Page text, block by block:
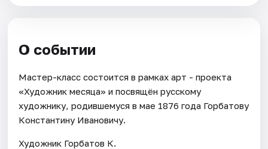
О событии
Мастер-класс состоится в рамках арт - проекта
«Художник месяца» и посвящён русскому
художнику, родившемуся в мае 1876 года Горбатову
Константину Ивановичу.
Художник Горбатов К.